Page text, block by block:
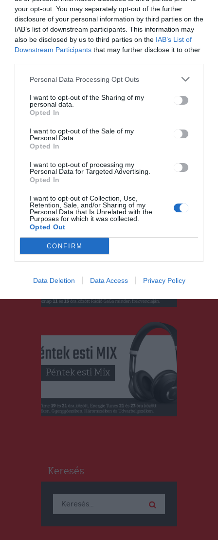
your opt-out. You may separately opt-out of the further
disclosure of your personal information by third parties on the
IAB’s list of downstream participants. This information may
also be disclosed by us to third parties on the IAB’s List of
Downstream Participants that may further disclose it to other
Personal Data Processing Opt Outs
I want to opt-out of the Sharing of my
personal data.
Opted In
I want to opt-out of the Sale of my
Personal Data.
Opted In
I want to opt-out of processing my
Personal Data for Targeted Advertising.
Opted In
I want to opt-out of Collection, Use,
Retention, Sale, and/or Sharing of my
Personal Data that Is Unrelated with the
Purposes for which it was collected.
Opted Out
CONFIRM
Data Deletion Data Access Privacy Policy
PÉNTEK
23:00-00:00
navigáció
BEJEGYZÉS
Színes Órák
BEJEGYZÉS
Színes Órák Napközben
Péntek esti Mix
Keresés
Keresés: